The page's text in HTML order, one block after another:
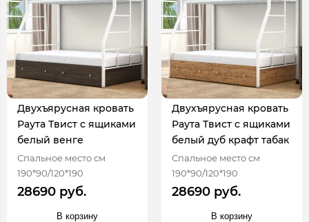
Двухъярусная кровать
Раута Твист с ящиками
белый венге
Спальное место см
190*90/120*190
28690 руб.
В корзину
Двухъярусная кровать
Раута Твист с ящиками
белый дуб крафт табак
Спальное место см
190*90/120*190
28690 руб.
В корзину